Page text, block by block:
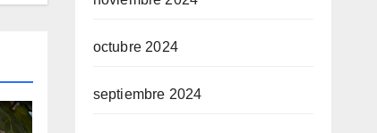
octubre 2024
septiembre 2024